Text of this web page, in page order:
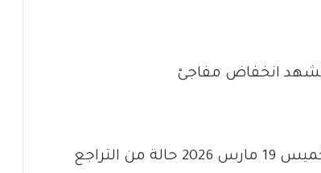
تشهد انخفاض مفاجئ
شهدت أسواق الصرف في السودان اليوم الخميس 19 مارس 2026 حالة من التراجع